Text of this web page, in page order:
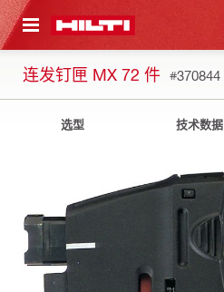
到主页
连发钉匣 MX 72 件 #370844
选型 技术数据